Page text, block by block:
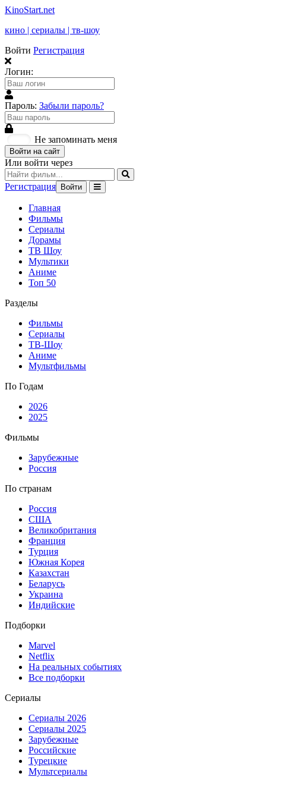
KinoStart.net
кино | сериалы | тв-шоу
Войти Регистрация
Логин:
Пароль: Забыли пароль?
Не запоминать меня
Войти на сайт
Или войти через
Регистрация Войти
Главная
Фильмы
Сериалы
Дорамы
ТВ Шоу
Мультики
Аниме
Топ 50
Разделы
Фильмы
Сериалы
ТВ-Шоу
Аниме
Мультфильмы
По Годам
2026
2025
Фильмы
Зарубежные
Россия
По странам
Россия
США
Великобритания
Франция
Турция
Южная Корея
Казахстан
Беларусь
Украина
Индийские
Подборки
Marvel
Netflix
На реальных событиях
Все подборки
Сериалы
Сериалы 2026
Сериалы 2025
Зарубежные
Российские
Турецкие
Мультсериалы